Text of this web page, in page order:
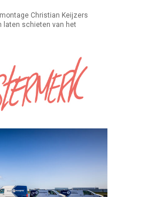
Christian Keijzers
laten schieten van het